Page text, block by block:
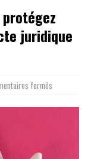
juridique
fermés